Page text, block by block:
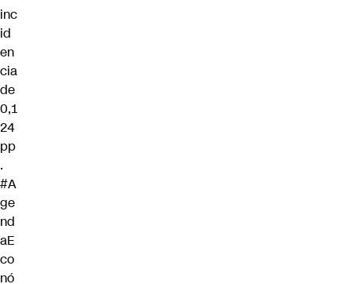
inc
id
en
cia
de
0,1
24
pp
.
#A
ge
nd
aE
co
nó